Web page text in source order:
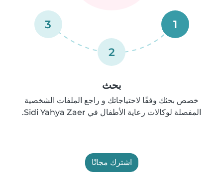
1
2
3
بحث
خصص بحثك وفقًا لاحتياجاتك و راجع الملفات الشخصية
المفصلة لوكالات رعاية الأطفال في Sidi Yahya Zaer.
اشترك مجانًا